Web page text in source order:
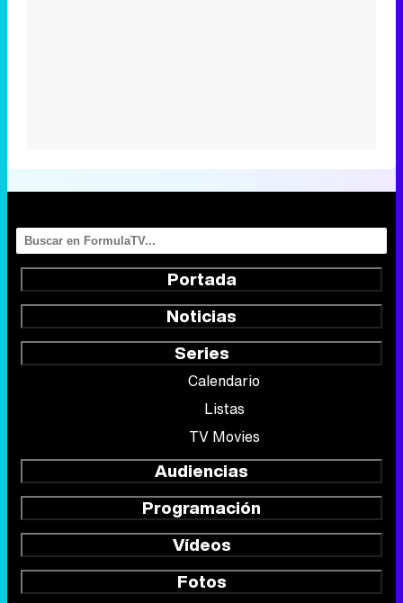
Portada
Noticias
Series
Calendario
Listas
TV Movies
Audiencias
Programación
Vídeos
Fotos